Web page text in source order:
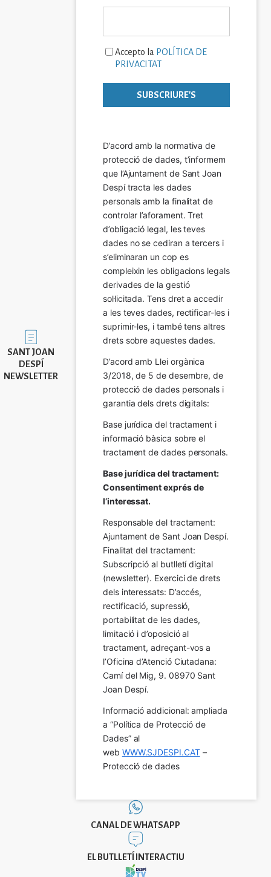
Imatge
SANT JOAN
DESPÍ
NEWSLETTER
Accepto la POLÍTICA DE
PRIVACITAT
D’acord amb la normativa de
protecció de dades, t’informem
que l’Ajuntament de Sant Joan
Despí tracta les dades
personals amb la finalitat de
controlar l’aforament. Tret
d’obligació legal, les teves
dades no se cediran a tercers i
s’eliminaran un cop es
compleixin les obligacions legals
derivades de la gestió
sol·licitada. Tens dret a accedir
a les teves dades, rectificar-les i
suprimir-les, i també tens altres
drets sobre aquestes dades.
D’acord amb Llei orgànica
3/2018, de 5 de desembre, de
protecció de dades personals i
garantia dels drets digitals:
Base jurídica del tractament i
informació bàsica sobre el
tractament de dades personals.
Base jurídica del tractament:
Consentiment exprés de
l’interessat.
Responsable del tractament:
Ajuntament de Sant Joan Despí.
Finalitat del tractament:
Subscripció al butlletí digital
(newsletter). Exercici de drets
dels interessats: D’accés,
rectificació, supressió,
portabilitat de les dades,
limitació i d’oposició al
tractament, adreçant-vos a
l’Oficina d’Atenció Ciutadana:
Camí del Mig, 9. 08970 Sant
Joan Despí.
Informació addicional: ampliada
a “Política de Protecció de
Dades” al
web WWW.SJDESPI.CAT –
Protecció de dades
CANAL DE WHATSAPP
EL BUTLLETÍ INTERACTIU